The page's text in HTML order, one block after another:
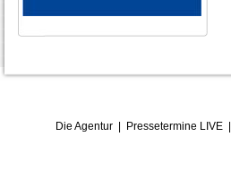
Die Agentur| Pressetermine LIVE|